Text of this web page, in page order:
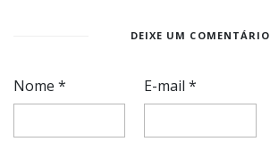
DEIXE UM COMENTÁRIO
Nome * E-mail*